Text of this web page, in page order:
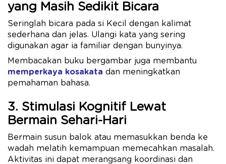
yang Masih Sedikit Bicara
Seringlah bicara pada si Kecil dengan kalimat
sederhana dan jelas. Ulangi kata yang sering
digunakan agar ia familiar dengan bunyinya.
Membacakan buku bergambar juga membantu
memperkaya kosakata dan meningkatkan
pemahaman bahasa.
3. Stimulasi Kognitif Lewat
Bermain Sehari-Hari
Bermain susun balok atau memasukkan benda ke
wadah melatih kemampuan memecahkan masalah.
Aktivitas ini dapat merangsang koordinasi dan